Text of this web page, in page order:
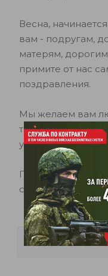
Весна,
вам - подругам,
матерям,
примите от нас
поздравления.
Мы желаем вам
теплого солнца,
успехов в работе!
Пусть 8 марта у
счастливых
КОММЕНТАРИИ